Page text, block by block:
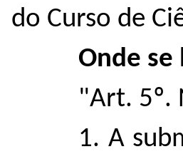
do Curso de
Onde se
"Art. 5º.
1. A